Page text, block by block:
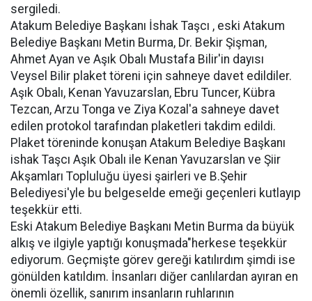
sergiledi.
Atakum Belediye Başkanı İshak Taşcı , eski Atakum
Belediye Başkanı Metin Burma, Dr. Bekir Şişman,
Ahmet Ayan ve Aşık Obalı Mustafa Bilir'in dayısı
Veysel Bilir plaket töreni için sahneye davet edildiler.
Aşık Obalı, Kenan Yavuzarslan, Ebru Tuncer, Kübra
Tezcan, Arzu Tonga ve Ziya Kozal'a sahneye davet
edilen protokol tarafından plaketleri takdim edildi.
Plaket töreninde konuşan Atakum Belediye Başkanı
ishak Taşcı Aşık Obalı ile Kenan Yavuzarslan ve Şiir
Akşamları Topluluğu üyesi şairleri ve B.Şehir
Belediyesi'yle bu belgeselde emeği geçenleri kutlayıp
teşekkür etti.
Eski Atakum Belediye Başkanı Metin Burma da büyük
alkış ve ilgiyle yaptığı konuşmada"herkese teşekkür
ediyorum. Geçmişte görev gereği katılırdım şimdi ise
gönülden katıldım. İnsanları diğer canlılardan ayıran en
önemli özellik, sanırım insanların ruhlarının